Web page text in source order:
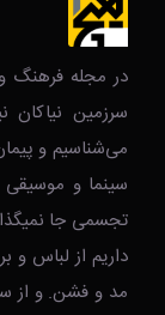
در مجله فرهنگ
سرزمین نیاکان
می‌شناسیم و
سینما و موسیقی
تجسمی جا
داریم از لباس و
مد و فشن. و از